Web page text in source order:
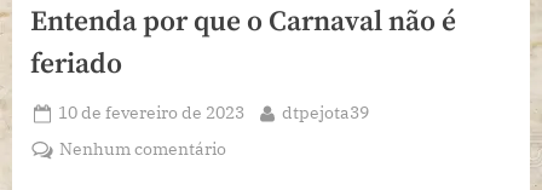
Entenda por que o Carnaval não é
feriado
Posted
on
10 de fevereiro de 2023 By
dtpejota39
Nenhum comentário